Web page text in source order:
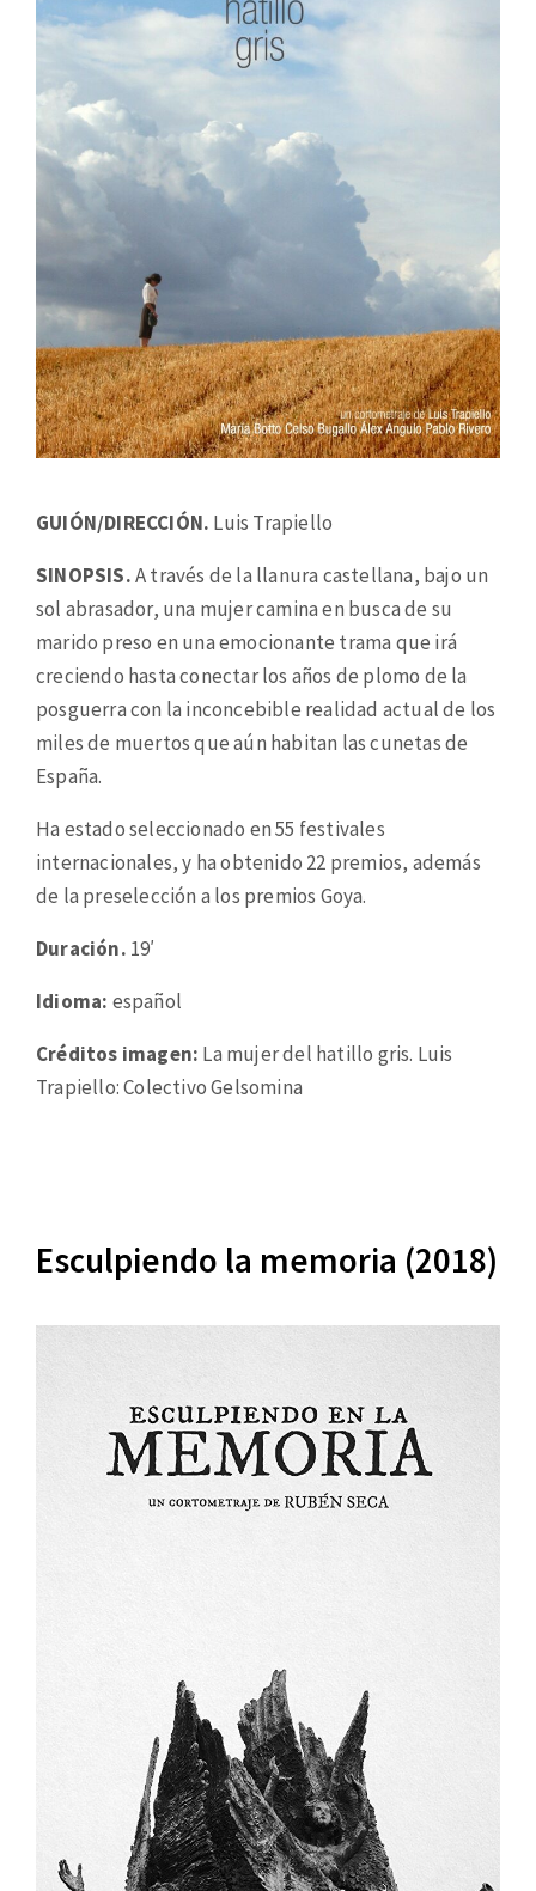
GUIÓN/DIRECCIÓN. Luis Trapiello
SINOPSIS.A través de la llanura castellana, bajo un
sol abrasador, una mujer camina en busca de su
marido preso en una emocionante trama que irá
creciendo hasta conectar los años de plomo de la
posguerra con la inconcebible realidad actual de los
miles de muertos que aún habitan las cunetas de
España.
Ha estado seleccionado en 55 festivales
internacionales, y ha obtenido 22 premios, además
de la preselección a los premios Goya.
Duración. 19′
Idioma: español
Créditos imagen: La mujer del hatillo gris. Luis
Trapiello: Colectivo Gelsomina
Esculpiendo la memoria (2018)